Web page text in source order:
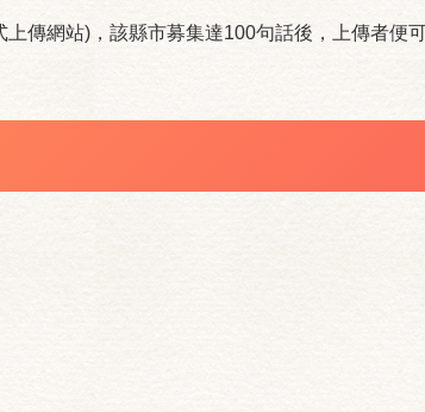
傳網站)，該縣市募集達100句話後，上傳者便